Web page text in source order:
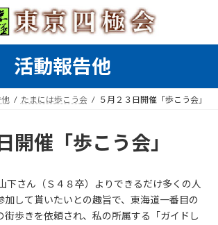
活動報告他
たまには歩こう会 ５月２３日開催「歩こう会」
開催「歩こう会」
下さん（Ｓ４８卒）よりできるだけ多くの人
加して貰いたいとの趣旨で、東海道一番目の
街歩きを依頼され、私の所属する「ガイドし